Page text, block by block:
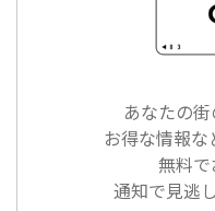
あなたの
お得な情報な
無料で
通知で見逃